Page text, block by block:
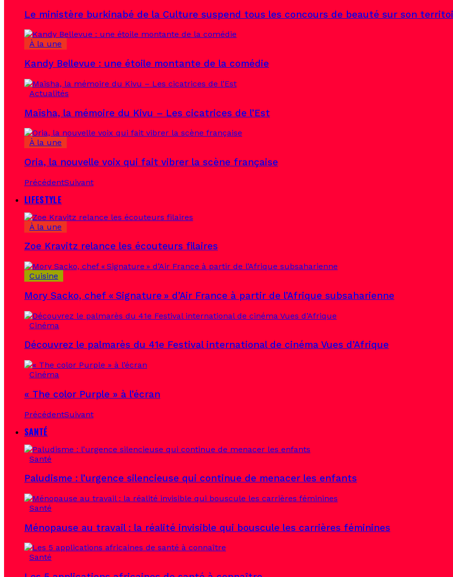
Le ministère burkinabé de la Culture suspend tous les concours de beauté sur son
À la une
Kandy Bellevue : une étoile montante de la comédie
Actualités
Maïsha, la mémoire du Kivu – Les cicatrices de l’Est
À la une
Oria, la nouvelle voix qui fait vibrer la scène française
PrécédentSuivant
LIFESTYLE
À la une
Zoe Kravitz relance les écouteurs filaires
Cuisine
Mory Sacko, chef « Signature » d’Air France à partir de l’Afrique subsaharienne
Cinéma
Découvrez le palmarès du 41e Festival international de cinéma Vues d’Afrique
Cinéma
« The color Purple » à l’écran
PrécédentSuivant
SANTÉ
Santé
Paludisme : l’urgence silencieuse qui continue de menacer les enfants
Santé
Ménopause au travail : la réalité invisible qui bouscule les carrières féminines
Santé